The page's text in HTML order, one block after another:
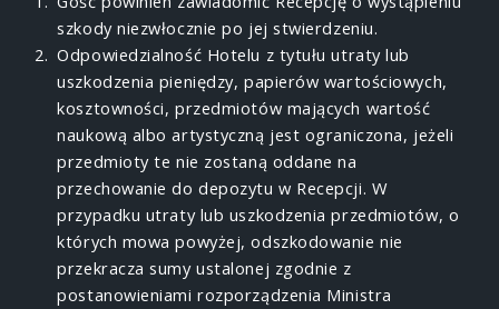
szkody niezwłocznie po jej stwierdzeniu.
Odpowiedzialność Hotelu z tytułu utraty lub
uszkodzenia pieniędzy, papierów wartościowych,
kosztowności, przedmiotów mających wartość
naukową albo artystyczną jest ograniczona, jeżeli
przedmioty te nie zostaną oddane na
przechowanie do depozytu w Recepcji. W
przypadku utraty lub uszkodzenia przedmiotów, o
których mowa powyżej, odszkodowanie nie
przekracza sumy ustalonej zgodnie z
postanowieniami rozporządzenia Ministra